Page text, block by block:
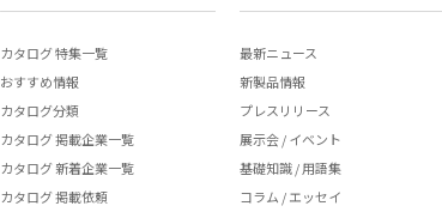
カタログ 特集一覧
おすすめ情報
カタログ分類
カタログ 掲載企業一覧
カタログ 新着企業一覧
カタログ 掲載依頼
最新ニュース
新製品情報
プレスリリース
展示会 / イベント
基礎知識 / 用語集
コラム / エッセイ